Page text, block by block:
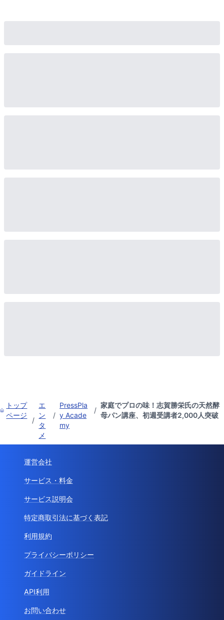
トップ
ページ
/
エ
ン
タ
メ
/
PressPla
y Acade
my
/
家庭でプロの味！志賀勝栄氏の天然酵
母パン講座、初週受講者2,000人突破
運営会社
サービス・料金
サービス説明会
特定商取引法に基づく表記
利用規約
プライバシーポリシー
ガイドライン
API利用
お問い合わせ